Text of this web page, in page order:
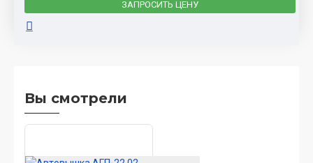
ЗАПРОСИТЬ ЦЕНУ
Вы смотрели